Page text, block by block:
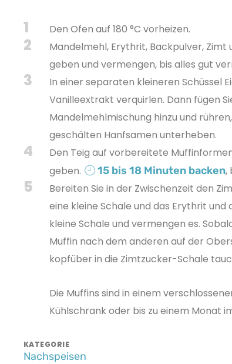
1 Den Ofen auf 180 °C vorheizen.
2
Mandelmehl, Erythrit, Backpulver, Zimt
geben und vermengen, bis alles gut
3
In einer separaten kleineren Schüssel
Vanilleextrakt verquirlen. Dann fügen
Mandelmehlmischung hinzu und
geschälten Hanfsamen unterheben.
4
Den Teig auf vorbereitete
geben.
15 bis 18 Minuten backen,
5
Bereiten Sie in der Zwischenzeit den
eine kleine Schale und das Erythrit
kleine Schale und vermengen es.
Muffin nach dem anderen auf der
kopfüber in die Zimtzucker-Schale
Die Muffins sind in einem
Kühlschrank oder bis zu einem Monat
KATEGORIE
Nachspeisen